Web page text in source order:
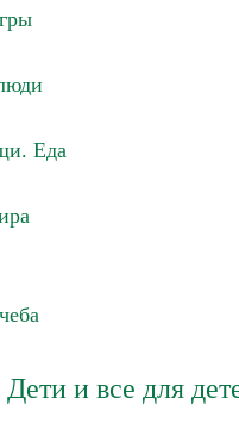
Еда
Дети и все для